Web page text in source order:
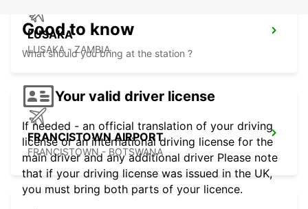
LUSAKA
LUSAKA - ZAMBIA
FRANCISTOWN AIRPORT
FRANCISTOWN - BOTSWANA
Good to know
What should you bring at the station ?
Your valid driver license
If needed - an official translation of your driving
license or an international driving license for the
main driver and any additional driver Please note
that if your driving license was issued in the UK,
you must bring both parts of your licence.